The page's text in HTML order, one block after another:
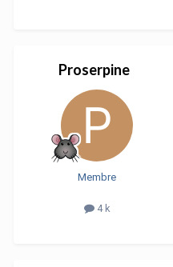
Proserpine
Membre
4 k